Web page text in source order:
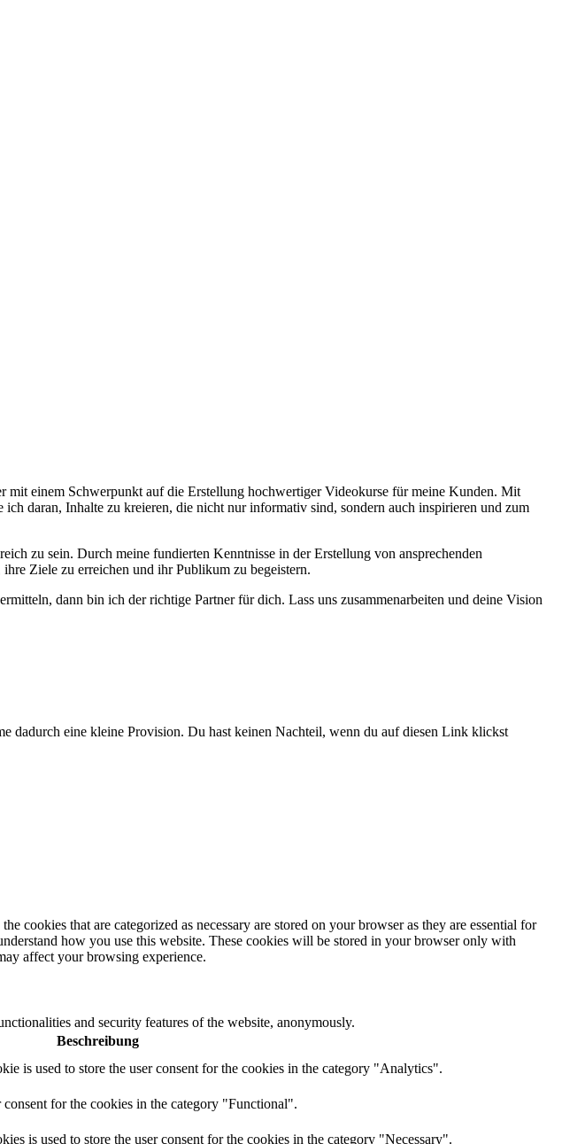
einem Schwerpunkt auf die Erstellung hochwertiger Videokurse für meine Kunden. Mit
daran, Inhalte zu kreieren, die nicht nur informativ sind, sondern auch inspirieren und zum
zu sein. Durch meine fundierten Kenntnisse in der Erstellung von ansprechenden
Ziele zu erreichen und ihr Publikum zu begeistern.
dann bin ich der richtige Partner für dich. Lass uns zusammenarbeiten und deine Vision
dadurch eine kleine Provision. Du hast keinen Nachteil, wenn du auf diesen Link klickst
cookies that are categorized as necessary are stored on your browser as they are essential for
how you use this website. These cookies will be stored in your browser only with
affect your browsing experience.
and security features of the website, anonymously.
Beschreibung
is used to store the user consent for the cookies in the category "Analytics".
for the cookies in the category "Functional".
is used to store the user consent for the cookies in the category "Necessary".